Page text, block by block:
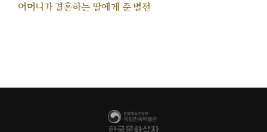
어머니가 결혼하는 딸에게 준 별전